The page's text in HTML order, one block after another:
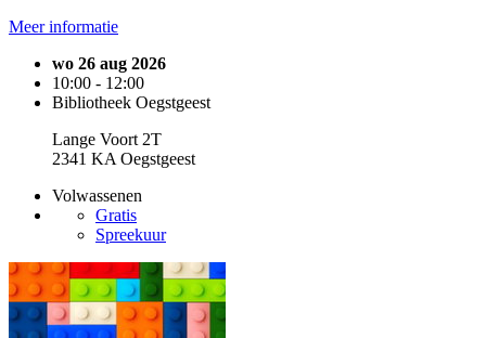
Meer informatie
wo 26 aug 2026
10:00 - 12:00
Bibliotheek Oegstgeest
Lange Voort 2T
2341 KA Oegstgeest
Volwassenen
Gratis
Spreekuur